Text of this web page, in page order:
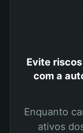
Evite
com a
Enquanto
ativos